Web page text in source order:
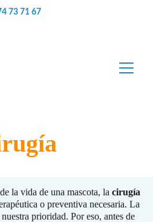
73 71 67
la vida de una mascota, la cirugía
o preventiva necesaria. La
prioridad. Por eso, antes de